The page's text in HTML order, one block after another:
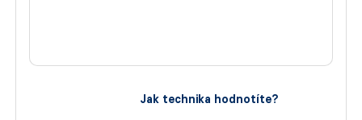
Jak technika hodnotíte?